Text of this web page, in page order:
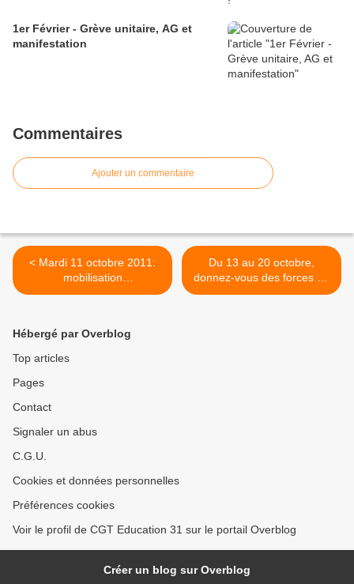
1er Février - Grève unitaire, AG et
manifestation
Commentaires
Ajouter un commentaire
< Mardi 11 octobre 2011:
mobilisation
interprofessionnelle.
Du 13 au 20 octobre,
donnez-vous des forces en
votant CGT. >
Hébergé par Overblog
Top articles
Pages
Contact
Signaler un abus
C.G.U.
Cookies et données personnelles
Préférences cookies
Voir le profil de CGT Education 31 sur le portail Overblog
Créer un blog sur Overblog